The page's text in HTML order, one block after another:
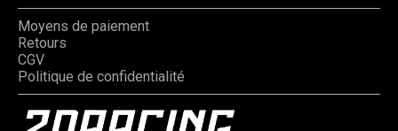
Moyens de paiement
Retours
CGV
Politique de confidentialité